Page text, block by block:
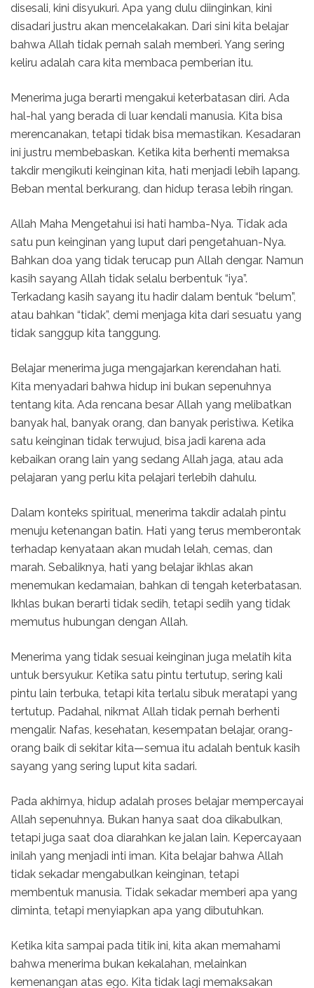
disesali, kini disyukuri. Apa yang dulu diinginkan, kini
disadari justru akan mencelakakan. Dari sini kita belajar
bahwa Allah tidak pernah salah memberi. Yang sering
keliru adalah cara kita membaca pemberian itu.
Menerima juga berarti mengakui keterbatasan diri. Ada
hal-hal yang berada di luar kendali manusia. Kita bisa
merencanakan, tetapi tidak bisa memastikan. Kesadaran
ini justru membebaskan. Ketika kita berhenti memaksa
takdir mengikuti keinginan kita, hati menjadi lebih lapang.
Beban mental berkurang, dan hidup terasa lebih ringan.
Allah Maha Mengetahui isi hati hamba-Nya. Tidak ada
satu pun keinginan yang luput dari pengetahuan-Nya.
Bahkan doa yang tidak terucap pun Allah dengar. Namun
kasih sayang Allah tidak selalu berbentuk “iya”.
Terkadang kasih sayang itu hadir dalam bentuk “belum”,
atau bahkan “tidak”, demi menjaga kita dari sesuatu yang
tidak sanggup kita tanggung.
Belajar menerima juga mengajarkan kerendahan hati.
Kita menyadari bahwa hidup ini bukan sepenuhnya
tentang kita. Ada rencana besar Allah yang melibatkan
banyak hal, banyak orang, dan banyak peristiwa. Ketika
satu keinginan tidak terwujud, bisa jadi karena ada
kebaikan orang lain yang sedang Allah jaga, atau ada
pelajaran yang perlu kita pelajari terlebih dahulu.
Dalam konteks spiritual, menerima takdir adalah pintu
menuju ketenangan batin. Hati yang terus memberontak
terhadap kenyataan akan mudah lelah, cemas, dan
marah. Sebaliknya, hati yang belajar ikhlas akan
menemukan kedamaian, bahkan di tengah keterbatasan.
Ikhlas bukan berarti tidak sedih, tetapi sedih yang tidak
memutus hubungan dengan Allah.
Menerima yang tidak sesuai keinginan juga melatih kita
untuk bersyukur. Ketika satu pintu tertutup, sering kali
pintu lain terbuka, tetapi kita terlalu sibuk meratapi yang
tertutup. Padahal, nikmat Allah tidak pernah berhenti
mengalir. Nafas, kesehatan, kesempatan belajar, orang-
orang baik di sekitar kita—semua itu adalah bentuk kasih
sayang yang sering luput kita sadari.
Pada akhirnya, hidup adalah proses belajar mempercayai
Allah sepenuhnya. Bukan hanya saat doa dikabulkan,
tetapi juga saat doa diarahkan ke jalan lain. Kepercayaan
inilah yang menjadi inti iman. Kita belajar bahwa Allah
tidak sekadar mengabulkan keinginan, tetapi
membentuk manusia. Tidak sekadar memberi apa yang
diminta, tetapi menyiapkan apa yang dibutuhkan.
Ketika kita sampai pada titik ini, kita akan memahami
bahwa menerima bukan kekalahan, melainkan
kemenangan atas ego. Kita tidak lagi memaksakan